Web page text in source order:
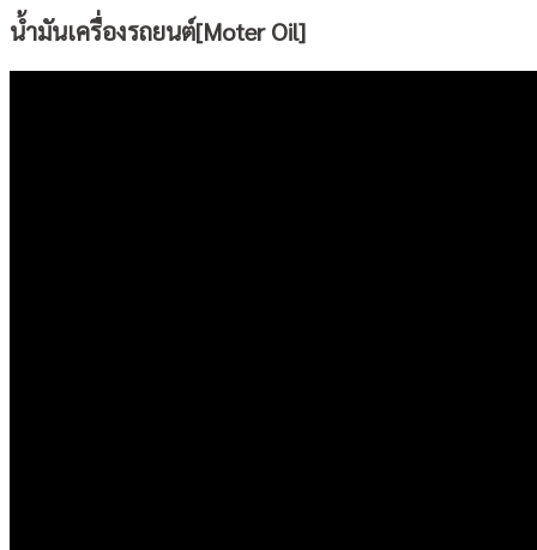
น้ำมันเครื่องรถยนต์[Moter Oil]